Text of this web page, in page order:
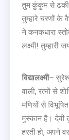
तुम कुंकुम से ढकी
तुम्हारे चरणों के
ने कनकधारा
लक्ष्मी! तुम्हारी
विद्यालक्ष्मी–
वाली, रत्नों से
मणियों से
मुस्कान है। देवी
हरती हो, अपने